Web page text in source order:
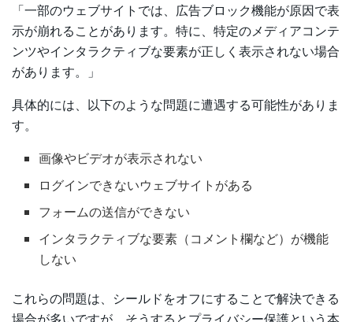
「一部のウェブサイトでは、広告ブロック機能が原因で表
示が崩れることがあります。特に、特定のメディアコンテ
ンツやインタラクティブな要素が正しく表示されない場合
があります。」
具体的には、以下のような問題に遭遇する可能性がありま
す。
画像やビデオが表示されない
ログインできないウェブサイトがある
フォームの送信ができない
インタラクティブな要素（コメント欄など）が機能
しない
これらの問題は、シールドをオフにすることで解決できる